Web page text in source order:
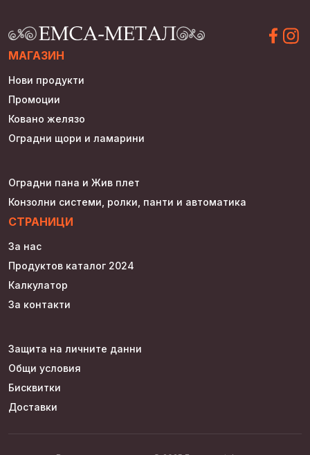
МАГАЗИН
Нови продукти
Промоции
Ковано желязо
Оградни щори и ламарини
Оградни пана и Жив плет
Конзолни системи, ролки, панти и автоматика
СТРАНИЦИ
За нас
Продуктов каталог 2024
Калкулатор
За контакти
Защита на личните данни
Общи условия
Бисквитки
Доставки